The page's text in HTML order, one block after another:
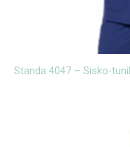
Standa 4047 – Sisko-